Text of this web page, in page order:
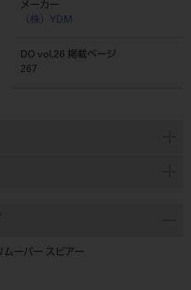
メーカー
（株）YDM
DO vol.26 掲載ページ
267
ムーバー スピアー